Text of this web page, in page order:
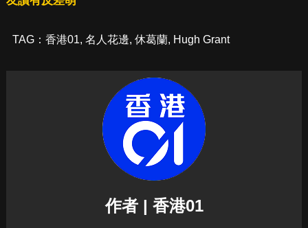
TAG： 香港01, 名人花邊, 休葛蘭, Hugh Grant
作者 | 香港01